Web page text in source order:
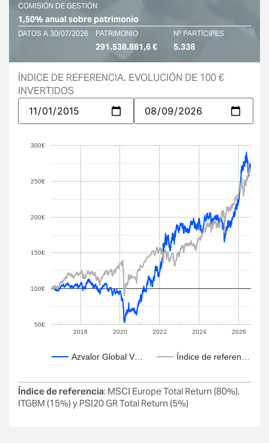
COMISIÓN DE GESTIÓN
1,50% anual sobre patrimonio
DATOS A 30/07/2026 PATRIMONIO
291.538.881,6 €
Nº PARTÍCIPES
5.338
ÍNDICE DE REFERENCIA. EVOLUCIÓN DE 100 €
INVERTIDOS
Azvalor Global V… Índice de referen…
2018 2020 2022 2024 2026
50€
100€
150€
200€
250€
300€
Índice de referencia: MSCI Europe Total Return (80%),
ITGBM (15%) y PSI20 GR Total Return (5%)